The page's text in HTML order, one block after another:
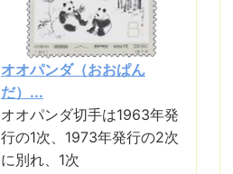
オオパンダ（おおぱん
だ）...
オオパンダ切手は1963年発
行の1次、1973年発行の2次
に別れ、1次